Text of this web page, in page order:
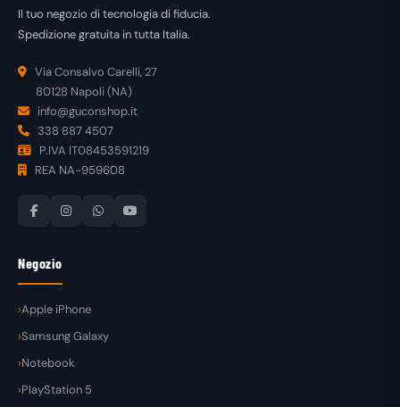
Il tuo negozio di tecnologia di fiducia.
Spedizione gratuita in tutta Italia.
Via Consalvo Carelli, 27
80128 Napoli (NA)
info@guconshop.it
338 887 4507
P.IVA IT08453591219
REA NA-959608
Negozio
Apple iPhone
Samsung Galaxy
Notebook
PlayStation 5